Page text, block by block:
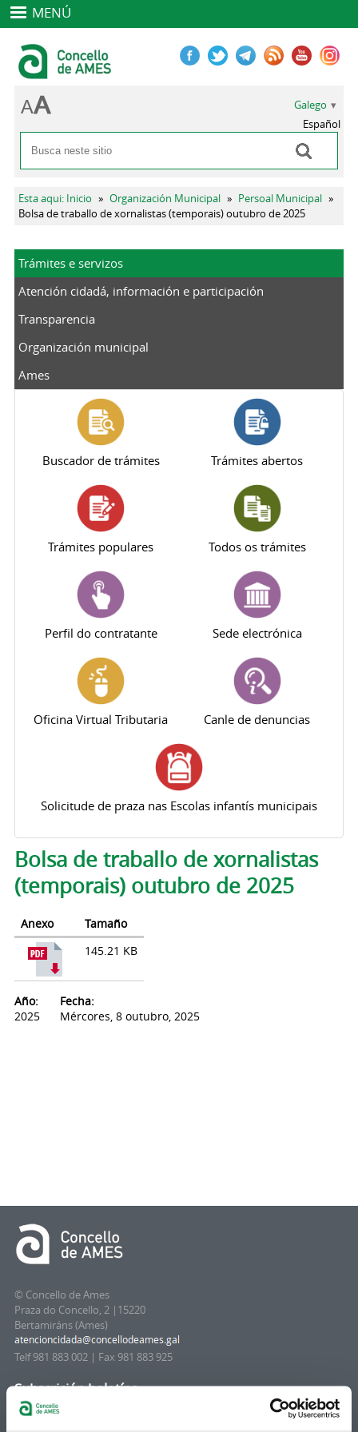
MENÚ
Formulario de busca
Buscar
Galego
Español
Vostede está aquí
Esta aqui: Inicio » Organización Municipal » Persoal Municipal »
Bolsa de traballo de xornalistas (temporais) outubro de 2025
Trámites e servizos
Atención cidadá, información e participación
Transparencia
Organización municipal
Ames
Buscador de trámites Trámites abertos
Trámites populares Todos os trámites
Perfil do contratante Sede electrónica
Oficina Virtual Tributaria Canle de denuncias
Solicitude de praza nas Escolas infantís municipais
Pestanas principais
Bolsa de traballo de xornalistas
(temporais) outubro de 2025
Anexo
Tamaño
145.21 KB
Año:
2025
Fecha:
Mércores, 8 outubro, 2025
© Concello de Ames
Praza do Concello, 2 |15220
Bertamiráns (Ames)
Telf 981 883 002 | Fax 981 883 925
Subscrición boletíns
Podes recibir a información publicada na web